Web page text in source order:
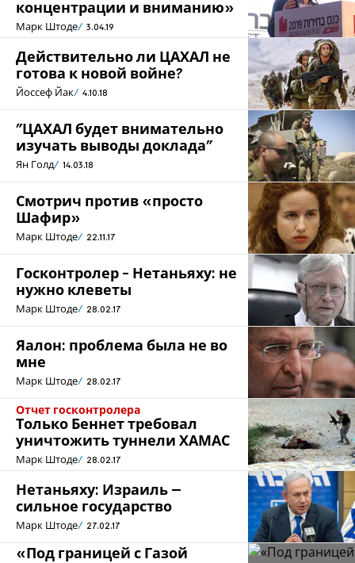
концентрации и вниманию»
Марк Штоде 3.04.19
Действительно ли ЦАХАЛ не
готова к новой войне?
Йоссеф Йак 4.10.18
"ЦАХАЛ будет внимательно
изучать выводы доклада"
Ян Голд 14.03.18
Смотрич против «просто
Шафир»
Марк Штоде 22.11.17
Госконтролер - Нетаньяху: не
нужно клеветы
Марк Штоде 28.02.17
Яалон: проблема была не во
мне
Марк Штоде 28.02.17
Отчет госконтролера
Только Беннет требовал
уничтожить туннели ХАМАС
Марк Штоде 28.02.17
Нетаньяху: Израиль –
сильное государство
Марк Штоде 27.02.17
«Под границей с Газой